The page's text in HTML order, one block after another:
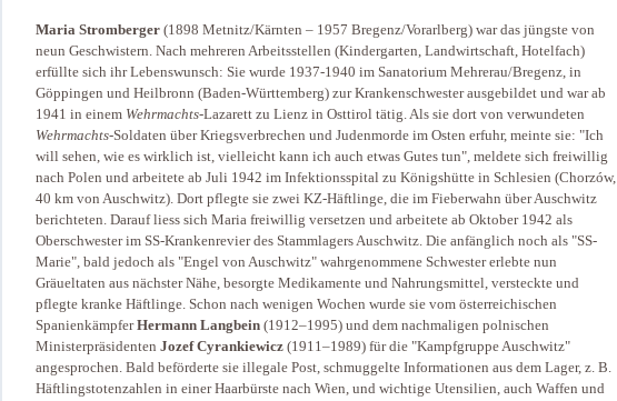
Maria Stromberger (1898 Metnitz/Kärnten – 1957 Bregenz/Vorarlberg) war das jüngste von
neun Geschwistern. Nach mehreren Arbeitsstellen (Kindergarten, Landwirtschaft, Hotelfach)
erfüllte sich ihr Lebenswunsch: Sie wurde 1937-1940 im Sanatorium Mehrerau/Bregenz, in
Göppingen und Heilbronn (Baden-Württemberg) zur Krankenschwester ausgebildet und war ab
1941 in einem Wehrmachts-Lazarett zu Lienz in Osttirol tätig. Als sie dort von verwundeten
Wehrmachts-Soldaten über Kriegsverbrechen und Judenmorde im Osten erfuhr, meinte sie: "Ich
will sehen, wie es wirklich ist, vielleicht kann ich auch etwas Gutes tun", meldete sich freiwillig
nach Polen und arbeitete ab Juli 1942 im Infektionsspital zu Königshütte in Schlesien (Chorzów,
40 km von Auschwitz). Dort pflegte sie zwei KZ-Häftlinge, die im Fieberwahn über Auschwitz
berichteten. Darauf liess sich Maria freiwillig versetzen und arbeitete ab Oktober 1942 als
Oberschwester im SS-Krankenrevier des Stammlagers Auschwitz. Die anfänglich noch als "SS-
Marie", bald jedoch als "Engel von Auschwitz" wahrgenommene Schwester erlebte nun
Gräueltaten aus nächster Nähe, besorgte Medikamente und Nahrungsmittel, versteckte und
pflegte kranke Häftlinge. Schon nach wenigen Wochen wurde sie vom österreichischen
SpanienkämpferHermann Langbein (1912–1995) und dem nachmaligen polnischen
Ministerpräsidenten Jozef Cyrankiewicz (1911–1989) für die "Kampfgruppe Auschwitz"
angesprochen. Bald beförderte sie illegale Post, schmuggelte Informationen aus dem Lager, z. B.
Häftlingstotenzahlen in einer Haarbürste nach Wien, und wichtige Utensilien, auch Waffen und